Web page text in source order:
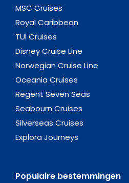
MSC Cruises
Royal Caribbean
TUI Cruises
Disney Cruise Line
Norwegian Cruise Line
Oceania Cruises
Regent Seven Seas
Seabourn Cruises
Silverseas Cruises
Explora Journeys
Populaire bestemmingen